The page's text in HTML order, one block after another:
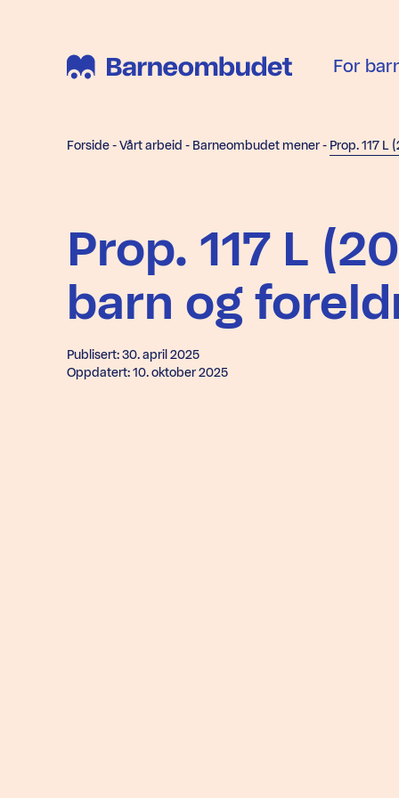
For
Forside-Vårt arbeid - Barneombudet mener-
Prop. 117 L
barn og
Publisert: 30. april 2025
Oppdatert: 10. oktober 2025